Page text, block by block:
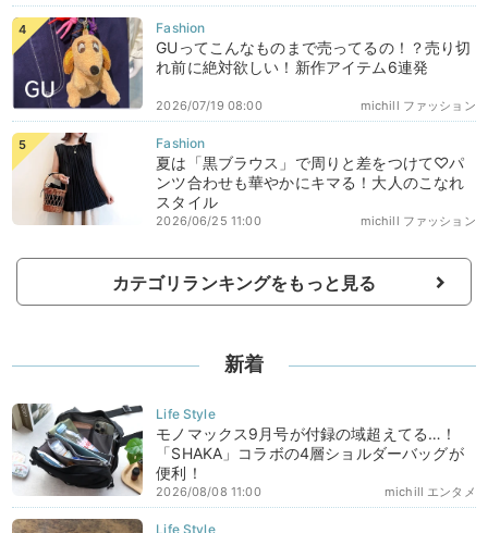
GUってこんなものまで売ってるの！？売り切
れ前に絶対欲しい！新作アイテム6連発
michill ファッション
2026/07/19 08:00
夏は「黒ブラウス」で周りと差をつけて♡パ
ンツ合わせも華やかにキマる！大人のこなれ
スタイル
michill ファッション
2026/06/25 11:00
カテゴリランキングをもっと見る
新着
モノマックス9月号が付録の域超えてる…！
「SHAKA」コラボの4層ショルダーバッグが
便利！
michill エンタメ
2026/08/08 11:00